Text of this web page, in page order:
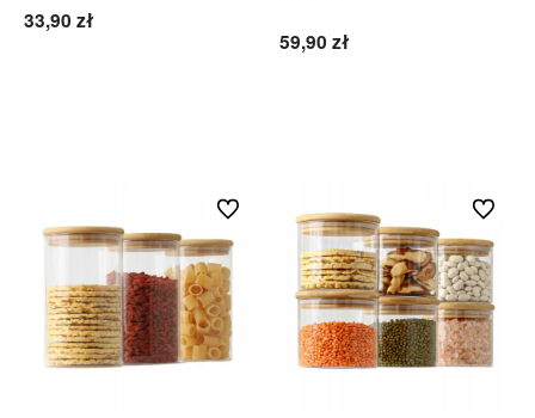
33,90 zł
59,90 zł
Do ulubionych Do